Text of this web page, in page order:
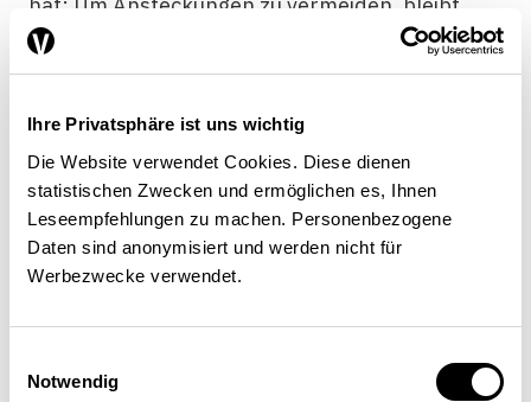
Ihre Privatsphäre ist uns wichtig
Die Website verwendet Cookies. Diese dienen
statistischen Zwecken und ermöglichen es, Ihnen
Leseempfehlungen zu machen. Personenbezogene
Daten sind anonymisiert und werden nicht für
Werbezwecke verwendet.
Notwendig
man heute unter Umständen eher
krankheitsbedingt zu Hause, statt
gehen. Übereinstimmend mit dieser möglichen
Erklärung zeigen die Zahlen der
Schweizerischen Arbeitskräfteerhebung (Sake)
des Bundesamts für Statistik, dass der Anteil
der Erwerbstätigen, die in den vergangenen
von mindestens einem halben Tag hatten,
(2010) auf 18 Prozent (2024).
Hingegen hat